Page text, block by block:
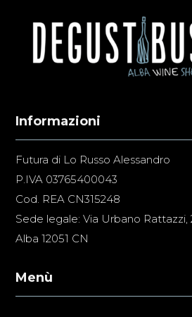
Informazioni
Futura di Lo Russo Alessandro
P.IVA 03765400043
Cod. REA CN315248
Sede legale: Via Urbano Rattazzi,
Alba 12051 CN
Menù